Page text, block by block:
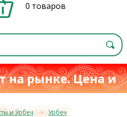
0 товаров
на рынке. Цена и
с 1993 г.≡
и Урбеч
Урбеч